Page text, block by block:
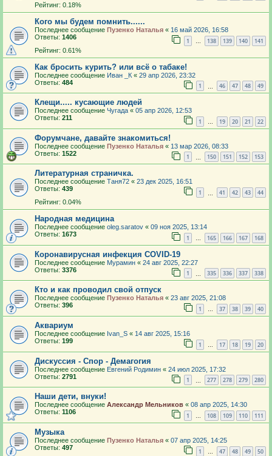
Рейтинг: 0.18%
Кого мы будем помнить......
Последнее сообщение Пузенко Наталья « 16 май 2026, 16:58
Ответы: 1406 1 138 139 140 141
Рейтинг: 0.61%
Как бросить курить? или всё о табаке!
Последнее сообщение Иван _К « 29 апр 2026, 23:32
Ответы: 484 1 46 47 48 49
Клещи..... кусающие людей
Последнее сообщение Чугада « 05 апр 2026, 12:53
Ответы: 211 1 … 19 20 21 22
Форумчане, давайте знакомиться!
Последнее сообщение Пузенко Наталья « 13 мар 2026, 08:33
Ответы: 1522 1 150 151 152 153
Литературная страничка.
Последнее сообщение Таня72 « 23 дек 2025, 16:51
Ответы: 439 1 41 42 43 44
Рейтинг: 0.04%
Народная медицина
Последнее сообщение oleg.saratov « 09 ноя 2025, 13:14
Ответы: 1673 1 … 165 166 167 168
Коронавирусная инфекция COVID-19
Последнее сообщение Мурамин « 24 авг 2025, 22:27
Ответы: 3376 1 335 336 337 338
Кто и как проводил свой отпуск
Последнее сообщение Пузенко Наталья « 23 авг 2025, 21:08
Ответы: 396 1 … 37 38 39 40
Аквариум
Последнее сообщение Ivan_S « 14 авг 2025, 15:16
Ответы: 199 1 … 17 18 19 20
Дискуссия - Спор - Демагогия
Последнее сообщение Евгений Родимин « 24 июл 2025, 17:32
Ответы: 2791 1 277 278 279 280
Наши дети, внуки!
Последнее сообщение Александр Мельников « 08 апр 2025, 14:30
Ответы: 1106 1 … 108 109 110 111
Музыка
Последнее сообщение Пузенко Наталья « 07 апр 2025, 14:25
Ответы: 497 1 … 47 48 49 50